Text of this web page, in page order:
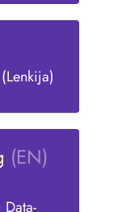
(Lenkija)
(EN)